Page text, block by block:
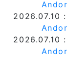
2026.07.10
2026.07.10